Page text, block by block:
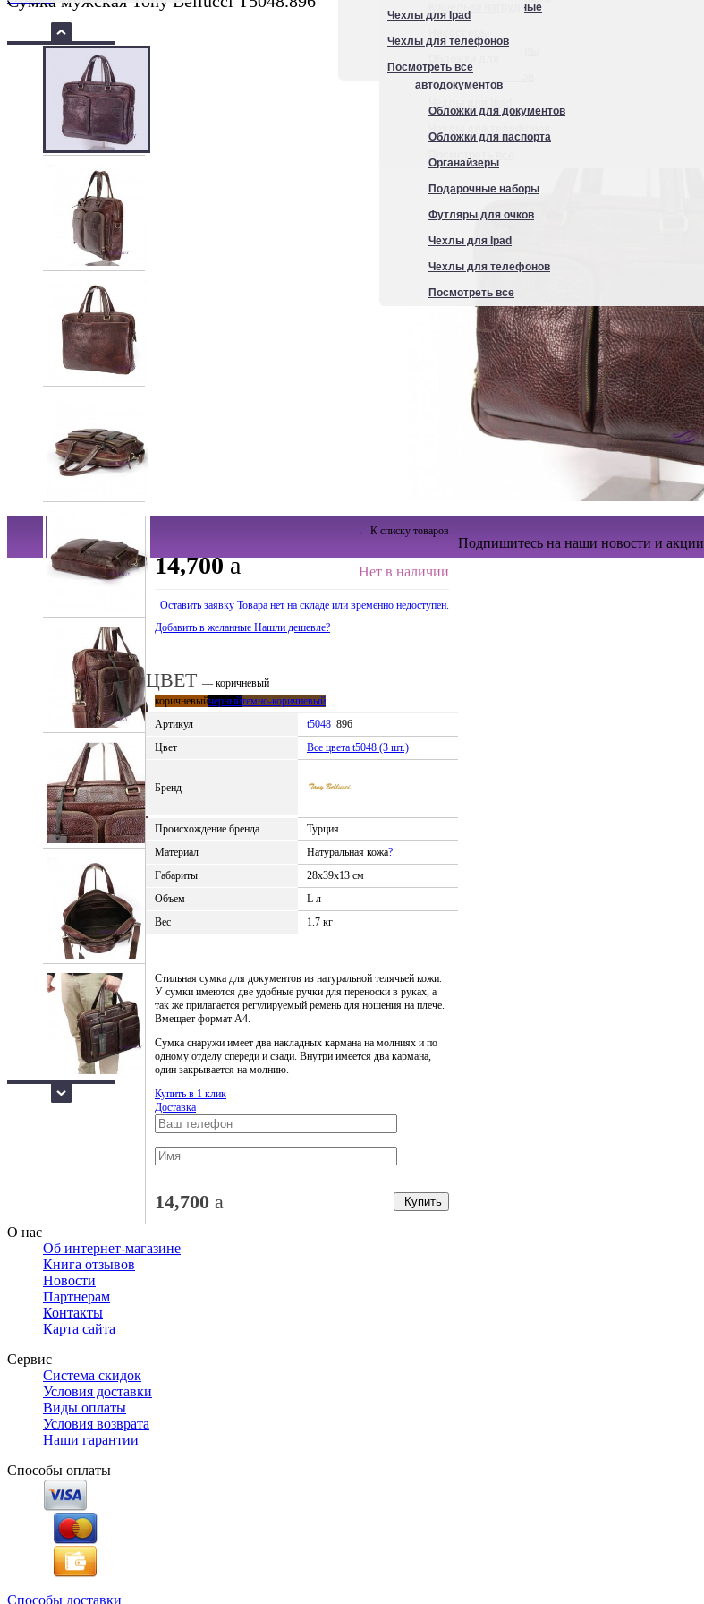
Посмотреть все
Кошельки нагрудные
автодокументов
Обложки для документов
Обложки для паспорта
Органайзеры
Подарочные наборы
Футляры для очков
Чехлы для Ipad
Чехлы для телефонов
Посмотреть все
Чехлы для Ipad
Чехлы для телефонов
Посмотреть все
← К списку товаров
Нет в наличии
14,700 a
Оставить заявку Товара нет на складе или временно недоступен.
Добавить в желанные Нашли дешевле?
ЦВЕТ — коричневый
коричневыйчерныйтемно-коричневый
Артикул
t5048 _896
Цвет
Все цвета t5048 (3 шт.)
Бренд
Происхождение бренда
Турция
Материал
Натуральная кожа?
Габариты
28x39x13 см
Объем
L л
Вес
1.7 кг
Стильная сумка для документов из натуральной телячьей кожи.
У сумки имеются две удобные ручки для переноски в руках, а
так же прилагается регулируемый ремень для ношения на плече.
Вмещает формат А4.
Сумка снаружи имеет два накладных кармана на молниях и по
одному отделу спереди и сзади. Внутри имеется два кармана,
один закрывается на молнию.
Купить в 1 клик
Доставка
Купить
14,700 a
Подпишитесь на наши новости и акции
О нас
Об интернет-магазине
Книга отзывов
Новости
Партнерам
Контакты
Карта сайта
Сервис
Система скидок
Условия доставки
Виды оплаты
Условия возврата
Наши гарантии
Способы оплаты
Способы доставки